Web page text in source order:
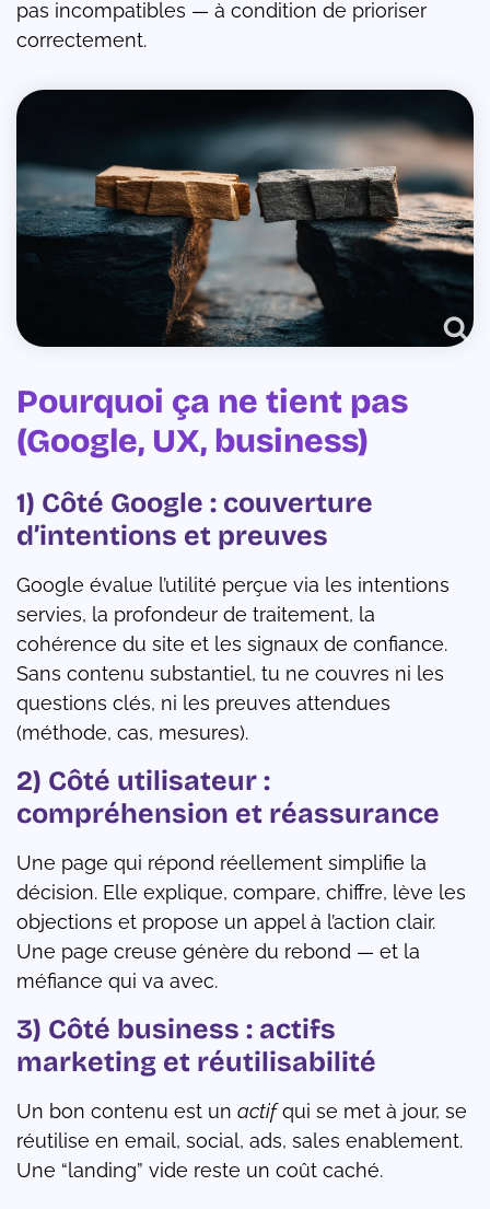
pas incompatibles — à condition de prioriser
correctement.
Pourquoi ça ne tient pas
(Google, UX, business)
1) Côté Google : couverture
d’intentions et preuves
Google évalue l’utilité perçue via les intentions
servies, la profondeur de traitement, la
cohérence du site et les signaux de confiance.
Sans contenu substantiel, tu ne couvres ni les
questions clés, ni les preuves attendues
(méthode, cas, mesures).
2) Côté utilisateur :
compréhension et réassurance
Une page qui répond réellement simplifie la
décision. Elle explique, compare, chiffre, lève les
objections et propose un appel à l’action clair.
Une page creuse génère du rebond — et la
méfiance qui va avec.
3) Côté business : actifs
marketing et réutilisabilité
Un bon contenu est un actifqui se met à jour, se
réutilise en email, social, ads, sales enablement.
Une “landing” vide reste un coût caché.